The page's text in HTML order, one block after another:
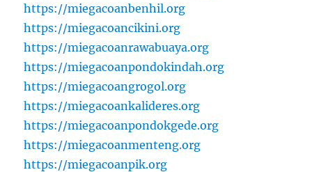
https://miegacoanbenhil.org
https://miegacoancikini.org
https://miegacoanrawabuaya.org
https://miegacoanpondokindah.org
https://miegacoangrogol.org
https://miegacoankalideres.org
https://miegacoanpondokgede.org
https://miegacoanmenteng.org
https://miegacoanpik.org